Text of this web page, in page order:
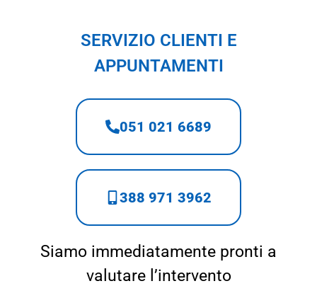
SERVIZIO CLIENTI E
APPUNTAMENTI
051 021 6689
388 971 3962
Siamo immediatamente pronti a
valutare l’intervento